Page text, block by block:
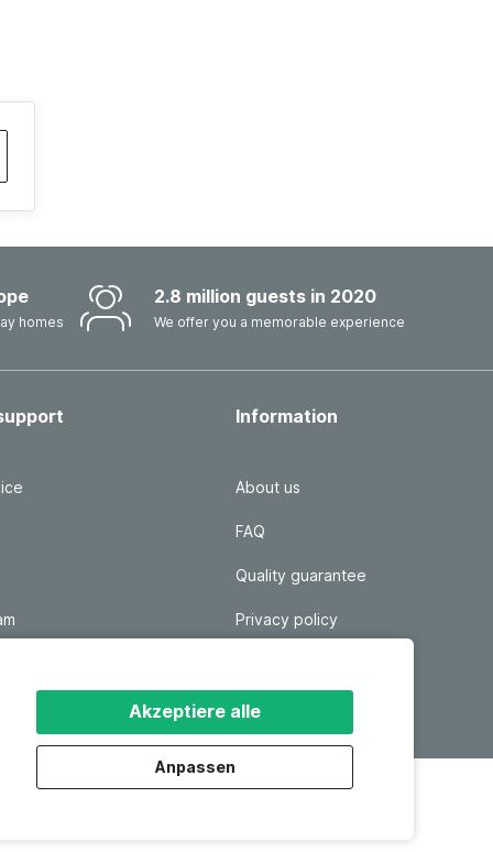
Akzeptiere alle
Anpassen
homes
2.8 million guests in 2020
We offer you a memorable experience
Information
About us
FAQ
Quality guarantee
Privacy policy
Responsible disclosure